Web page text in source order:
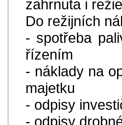
zahrnuta i
Do režijních
- spotřeba
řízením
- náklady na
majetku
- odpisy
- odpisy